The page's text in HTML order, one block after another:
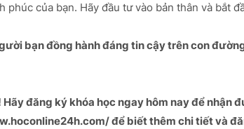
phúc của bạn. Hãy đầu tư vào bản thân và bắt
bạn đồng hành đáng tin cậy trên con
đăng ký khóa học ngay hôm nay để nhận
để biết thêm chi tiết và